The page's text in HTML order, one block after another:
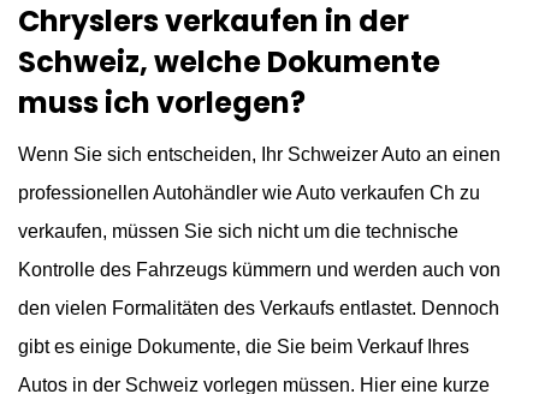
Chryslers verkaufen in der
Schweiz, welche Dokumente
muss ich vorlegen?
Wenn Sie sich entscheiden, Ihr Schweizer Auto an einen
professionellen Autohändler wie Auto verkaufen Ch zu
verkaufen, müssen Sie sich nicht um die technische
Kontrolle des Fahrzeugs kümmern und werden auch von
den vielen Formalitäten des Verkaufs entlastet. Dennoch
gibt es einige Dokumente, die Sie beim Verkauf Ihres
Autos in der Schweiz vorlegen müssen. Hier eine kurze